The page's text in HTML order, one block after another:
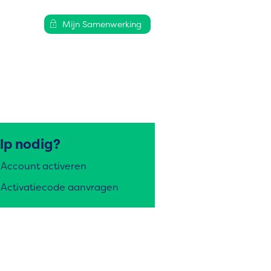
Mijn Samenwerking
nodig?
Account activeren
Activatiecode aanvragen